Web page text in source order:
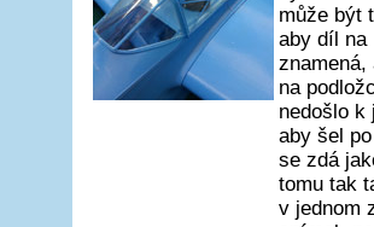
může být
aby díl na
na
nedošlo k
aby šel
se zdá
tomu tak
v jednom